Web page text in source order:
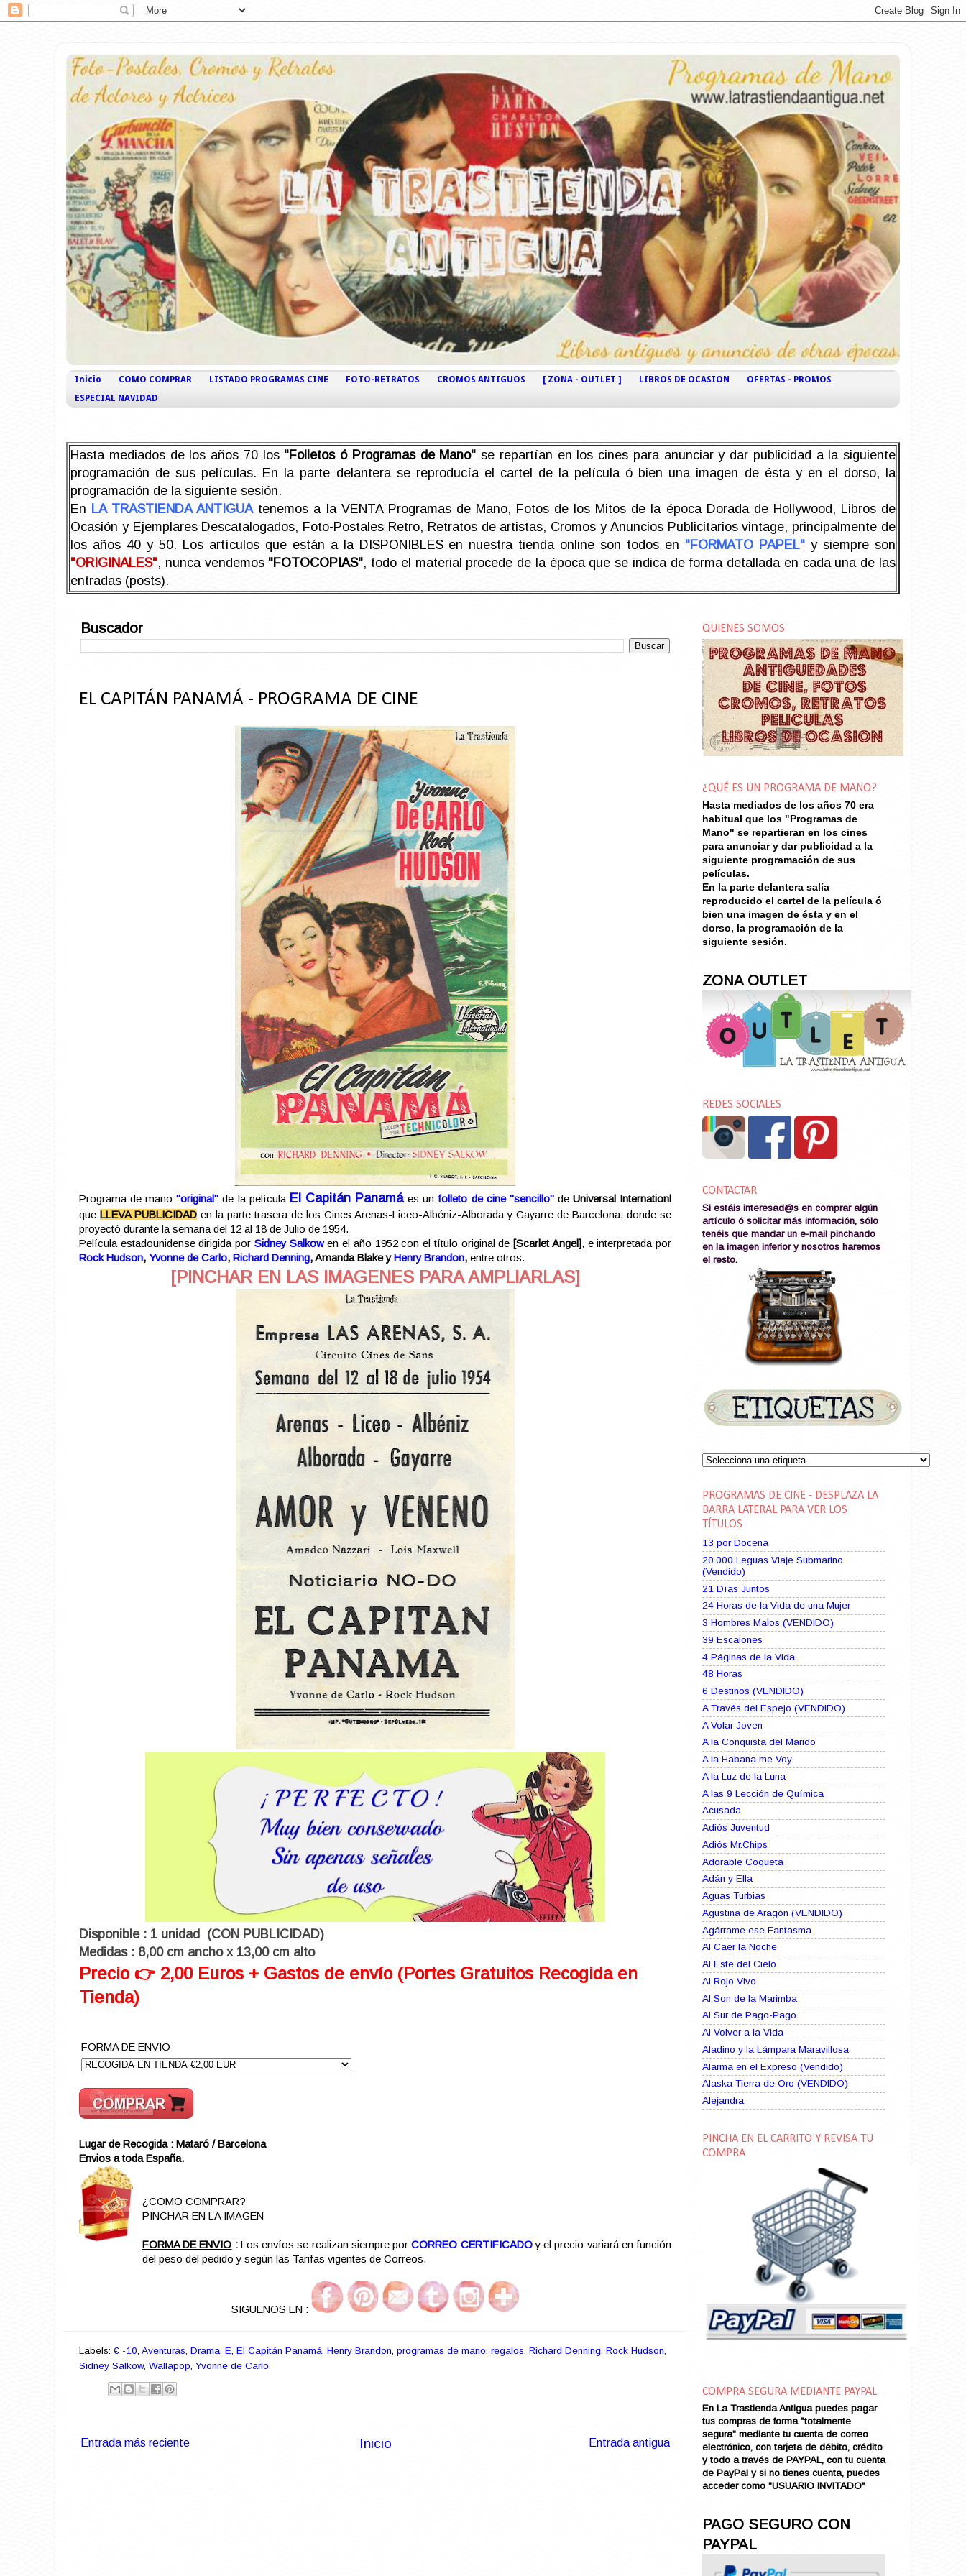
Inicio COMO COMPRAR LISTADO PROGRAMAS CINE FOTO-RETRATOS CROMOS ANTIGUOS [ ZONA - OUTLET ] LIBROS DE OCASION
OFERTAS - PROMOS
ESPECIAL NAVIDAD
Hasta mediados de los años 70 los "Folletos ó Programas de Mano" se repartían en los cines para anunciar y dar publicidad a la siguiente
programación de sus películas. En la parte delantera se reproducía el cartel de la película ó bien una imagen de ésta y en el dorso, la
programación de la siguiente sesión.
En LA TRASTIENDA ANTIGUAtenemos a la VENTA Programas de Mano, Fotos de los Mitos de la época Dorada de Hollywood, Libros de
Ocasión y Ejemplares Descatalogados, Foto-Postales Retro, Retratos de artistas, Cromos y Anuncios Publicitarios vintage, principalmente de
los años 40 y 50. Los artículos que están a la DISPONIBLES en nuestra tienda online son todos en "FORMATO PAPEL" y siempre son
"ORIGINALES", nunca vendemos "FOTOCOPIAS", todo el material procede de la época que se indica de forma detallada en cada una de las
entradas (posts).
Buscador
EL CAPITÁN PANAMÁ - PROGRAMA DE CINE
Programa de mano"original" de la película El Capitán Panamá es unfolleto de cine "sencillo" de Universal Internationl
que LLEVA PUBLICIDAD en la parte trasera de los Cines Arenas-Liceo-Albéniz-Alborada y Gayarre de Barcelona, donde se
proyectó durante la semana del 12 al 18 de Julio de 1954.
Película estadounidense dirigida por Sidney Salkowen el año 1952 con el título original de [Scarlet Angel], e interpretada por
Rock Hudson, Yvonne de Carlo, Richard Denning, Amanda Blake yHenry Brandon, entre otros.
[PINCHAR EN LAS IMAGENES PARA AMPLIARLAS]
Disponible : 1 unidad
(CON PUBLICIDAD)
Medidas : 8,00 cm ancho x 13,00 cm alto
Precio 👉 2,00 Euros + Gastos de envío (Portes Gratuitos Recogida en
Tienda)
FORMA DE ENVIO
Lugar de Recogida : Mataró / Barcelona
Envios a toda España.
¿COMO COMPRAR?
PINCHAR EN LA IMAGEN
FORMA DE ENVIO :Los envíos se realizan siempre porCORREO CERTIFICADOy el precio variará en función
del peso del pedido y según las Tarifas vigentes de Correos.
SIGUENOS EN :
Labels: € -10 Aventuras Drama E El Capitán Panamá Henry Brandon programas de mano regalos Richard Denning Rock Hudson
Sidney Salkow, Wallapop Yvonne de Carlo
Entrada más reciente Entrada antigua
Inicio
QUIENES SOMOS
¿QUÉ ES UN PROGRAMA DE MANO?
Hasta mediados de los años 70 era
habitual que los "Programas de
Mano" se repartieran en los cines
para anunciar y dar publicidad a la
siguiente programación de sus
películas.
En la parte delantera salía
reproducido el cartel de la película ó
bien una imagen de ésta y en el
dorso, la programación de la
siguiente sesión.
ZONA OUTLET
REDES SOCIALES
CONTACTAR
Si estáis interesad@s en comprar algún
artículo ó solicitar más información, sólo
tenéis que mandar un e-mail pinchando
en la imagen inferior y nosotros haremos
el resto.
PROGRAMAS DE CINE - DESPLAZA LA
BARRA LATERAL PARA VER LOS
TÍTULOS
13 por Docena
20.000 Leguas Viaje Submarino
(Vendido)
21 Días Juntos
24 Horas de la Vida de una Mujer
3 Hombres Malos (VENDIDO)
39 Escalones
4 Páginas de la Vida
48 Horas
6 Destinos (VENDIDO)
A Través del Espejo (VENDIDO)
A Volar Joven
A la Conquista del Marido
A la Habana me Voy
A la Luz de la Luna
A las 9 Lección de Química
Acusada
Adiós Juventud
Adiós Mr.Chips
Adorable Coqueta
Adán y Ella
Aguas Turbias
Agustina de Aragón (VENDIDO)
Agárrame ese Fantasma
Al Caer la Noche
Al Este del Cielo
Al Rojo Vivo
Al Son de la Marimba
Al Sur de Pago-Pago
Al Volver a la Vida
Aladino y la Lámpara Maravillosa
Alarma en el Expreso (Vendido)
Alaska Tierra de Oro (VENDIDO)
Alejandra
Alma Zíngara
Alma en Suplicio (VENDIDO)
Amame esta Noche (VENDIDO)
Amanda La Paciente Peligrosa
Amarga Victoria
Amor a Medianoche
Amor en Conserva (VENDIDO)
Amor que Mata
Amor sin Refugio
Ana Karenina
Ana de Brooklyn
Ana y El Rey de Siam
Anatomía de un Asesinato
Andrés Harvey Millonario (VENDIDO)
Andrés Harvey Tenorio
Ansia de Amor (VENDIDO)
Aníbal
PINCHA EN EL CARRITO Y REVISA TU
COMPRA
COMPRA SEGURA MEDIANTE PAYPAL
En La Trastienda Antigua puedes pagar
tus compras de forma "totalmente
segura" mediante tu cuenta de correo
electrónico, con tarjeta de débito, crédito
y todo a través de PAYPAL, con tu cuenta
de PayPal y si no tienes cuenta, puedes
acceder como "USUARIO INVITADO"
PAGO SEGURO CON
PAYPAL